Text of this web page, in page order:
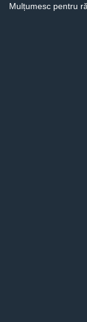
Mulțumesc pentru